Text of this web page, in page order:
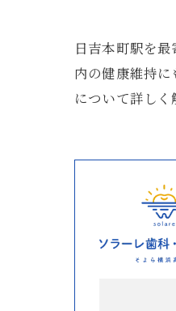
日吉本町駅を
内の健康維持
について詳し